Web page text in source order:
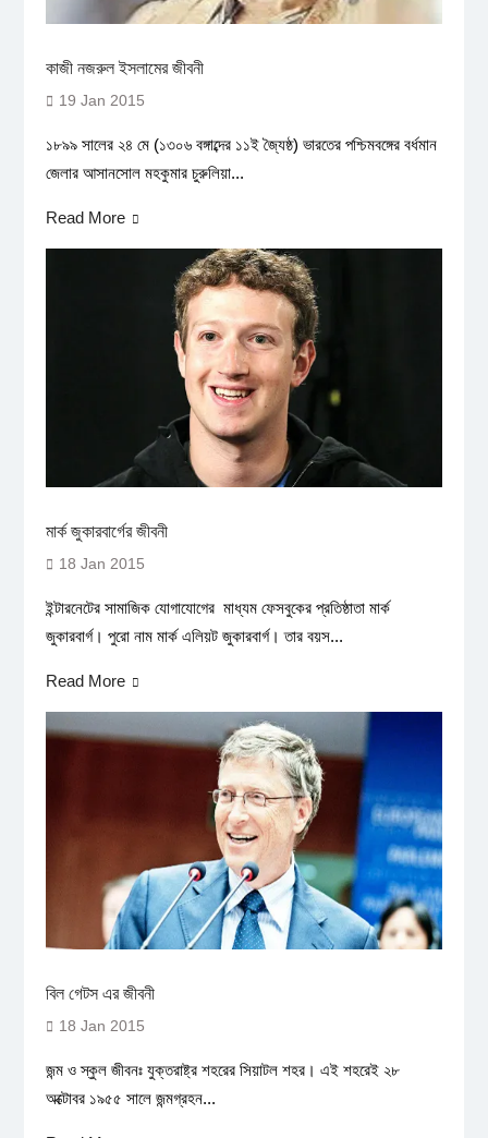
কাজী নজরুল ইসলামের জীবনী
19 Jan 2015
১৮৯৯ সালের ২৪ মে (১৩০৬ বঙ্গাব্দের ১১ই জ্যৈষ্ঠ) ভারতের পশ্চিমবঙ্গের বর্ধমান
জেলার আসানসোল মহকুমার চুরুলিয়া...
Read More
মার্ক জুকারবার্গের জীবনী
18 Jan 2015
ইন্টারনেটের সামাজিক যোগাযোগের মাধ্যম ফেসবুকের প্রতিষ্ঠাতা মার্ক
জুকারবার্গ। পুরো নাম মার্ক এলিয়ট জুকারবার্গ। তার বয়স...
Read More
বিল গেটস এর জীবনী
18 Jan 2015
জন্ম ও স্কুল জীবনঃ যুক্তরাষ্ট্র শহরের সিয়াটল শহর। এই শহরেই ২৮
অক্টোবর ১৯৫৫ সালে জন্মগ্রহন...